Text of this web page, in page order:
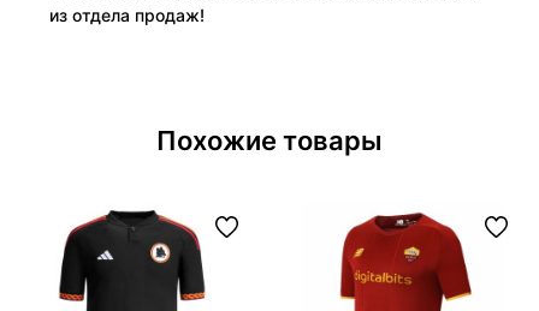
из отдела продаж!
Похожие товары